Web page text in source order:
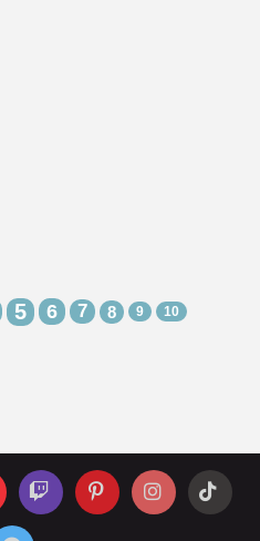
5 6 7 8 9 10